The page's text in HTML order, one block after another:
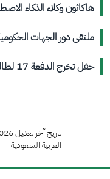
هاكاثون وكلاء الذكاء
ملتقى دور الجهات
حفل تخرج الدفعة 17 لطالبات الجامعة برعاية حرم سمو أمير الرياض
العربية السعودية